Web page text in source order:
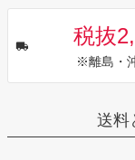
税抜
※離島・
送料